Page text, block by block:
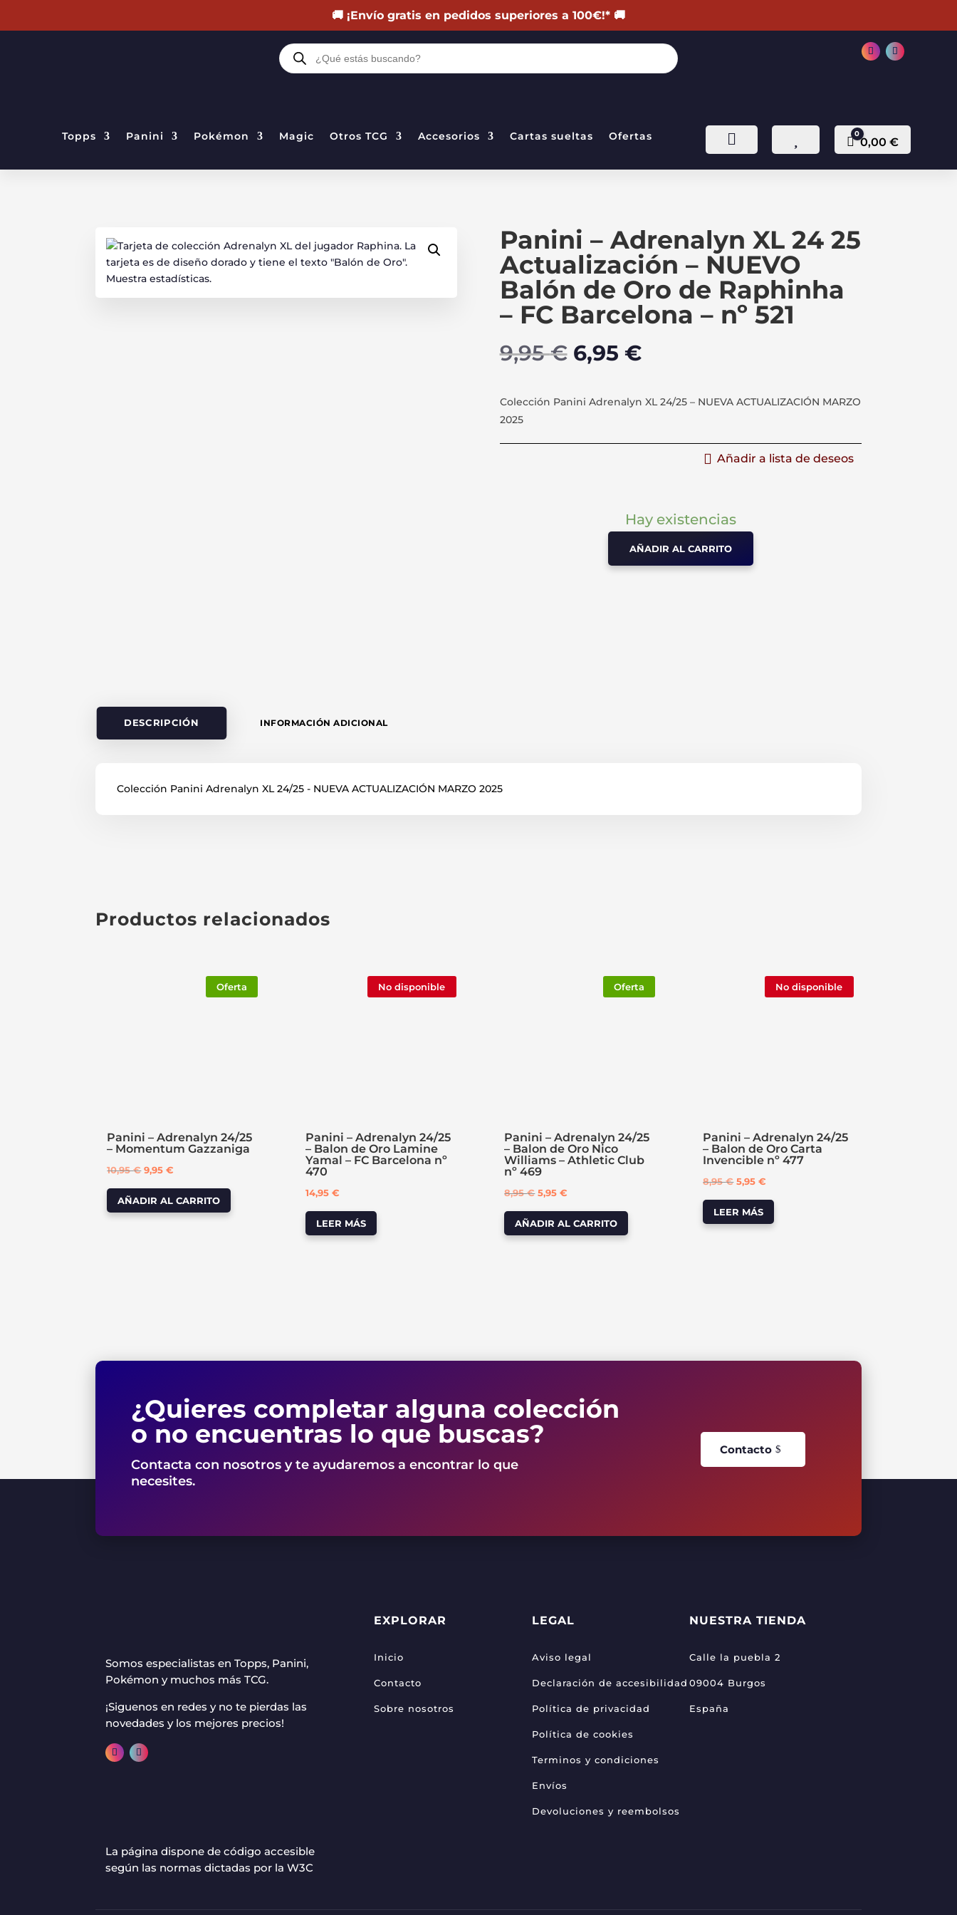
🚚 ¡Envío gratis en pedidos superiores a 100€!* 🚚
BÚSQUEDA
DE
PRODUCTOS
Topps Panini Pokémon Magic Otros TCG Accesorios Cartas sueltas Ofertas  Carro
0
0,00 €
Panini – Adrenalyn XL 24 25
Actualización – NUEVO
Balón de Oro de Raphinha
– FC Barcelona – nº 521
9,95€ El
precio
era:
6,95 €El
es:
Colección Panini Adrenalyn XL 24/25 – NUEVA ACTUALIZACIÓN MARZO
2025
Añadir a lista de deseos
Hay existencias
AÑADIR AL CARRITO
DESCRIPCIÓN INFORMACIÓN ADICIONAL
Colección Panini Adrenalyn XL 24/25 - NUEVA ACTUALIZACIÓN MARZO 2025
Productos relacionados
Panini – Adrenalyn 24/25
– Momentum Gazzaniga
10,95€ El
precio
original
9,95€
precio
actual
AÑADIR AL CARRITO
Oferta
Panini – Adrenalyn 24/25
– Balon de Oro Lamine
Yamal – FC Barcelona nº
470
14,95€
LEER MÁS
No disponible
Panini – Adrenalyn 24/25
– Balon de Oro Nico
Williams – Athletic Club
nº 469
8,95€ El
precio
original
5,95€
precio
actual
AÑADIR AL CARRITO
Oferta
Panini – Adrenalyn 24/25
– Balon de Oro Carta
Invencible nº 477
8,95€ El
precio
original
5,95€
precio
LEER MÁS
No disponible
¿Quieres completar alguna colección
o no encuentras lo que buscas?
Contacta con nosotros y te ayudaremos a encontrar lo que
necesites.
Contacto
Somos especialistas en Topps, Panini,
Pokémon y muchos más TCG.
¡Siguenos en redes y no te pierdas las
novedades y los mejores precios!
La página dispone de código accesible
según las normas dictadas por la W3C
EXPLORAR
Inicio
Contacto
Sobre nosotros
LEGAL
Aviso legal
Declaración de accesibilidad
Política de privacidad
Política de cookies
Terminos y condiciones
Envíos
Devoluciones y reembolsos
NUESTRA TIENDA
Calle la puebla 2
09004 Burgos
España